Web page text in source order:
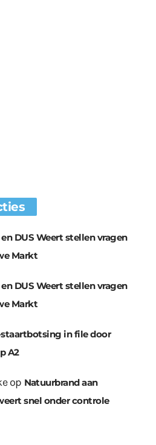
en DUS Weert stellen vragen
Markt
en DUS Weert stellen vragen
Markt
staartbotsing in file door
A2
op Natuurbrand aan
snel onder controle